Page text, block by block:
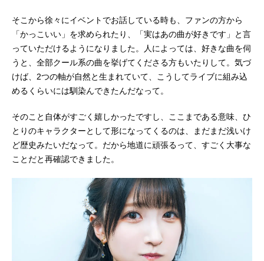
そこから徐々にイベントでお話している時も、ファンの方から
「かっこいい」を求められたり、「実はあの曲が好きです」と言
っていただけるようになりました。人によっては、好きな曲を伺
うと、全部クール系の曲を挙げてくださる方もいたりして。気づ
けば、2つの軸が自然と生まれていて、こうしてライブに組み込
めるくらいには馴染んできたんだなって。
そのこと自体がすごく嬉しかったですし、ここまである意味、ひ
とりのキャラクターとして形になってくるのは、まだまだ浅いけ
ど歴史みたいだなって。だから地道に頑張るって、すごく大事な
ことだと再確認できました。